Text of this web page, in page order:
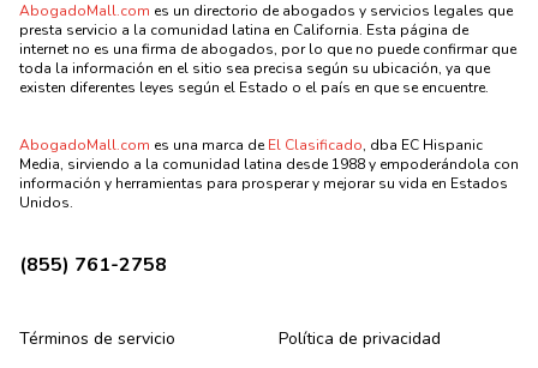
AbogadoMall.com es un directorio de abogados y servicios legales que
presta servicio a la comunidad latina en California. Esta página de
internet no es una firma de abogados, por lo que no puede confirmar que
toda la información en el sitio sea precisa según su ubicación, ya que
existen diferentes leyes según el Estado o el país en que se encuentre.
AbogadoMall.com es una marca deEl Clasificado, dba EC Hispanic
Media, sirviendo a la comunidad latina desde 1988 y empoderándola con
información y herramientas para prosperar y mejorar su vida en Estados
Unidos.
(855) 761-2758
Términos de servicio
Política de privacidad